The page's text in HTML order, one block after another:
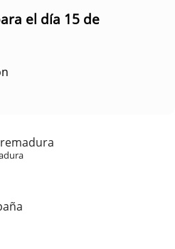
el día 15 de